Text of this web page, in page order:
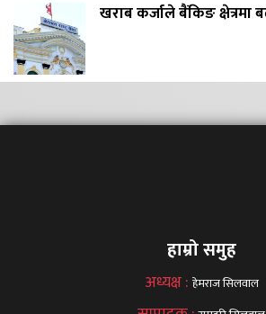
खराब कर्जाले बैंकिङ क्षेत्रमा
हाम्रो समुह
अध्यक्ष : हेमराज सिलवाल